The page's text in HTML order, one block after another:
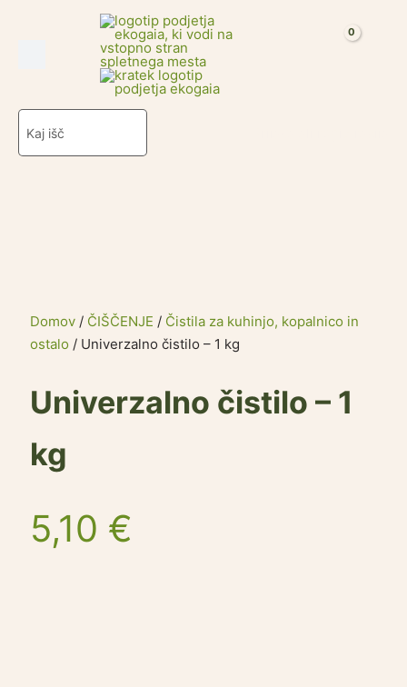
Search
for:
Domov / ČIŠČENJE / Čistila za kuhinjo, kopalnico in
ostalo / Univerzalno čistilo – 1 kg
Univerzalno čistilo – 1
kg
5,10 €